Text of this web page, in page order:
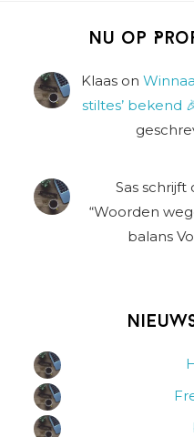
Nu op
Klaas on
stiltes’ bekend
Sas schrijft
“Woorden
balans